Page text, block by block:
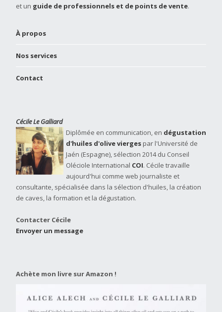
et un guide de professionnels et de points de vente.
À propos
Nos services
Contact
Cécile Le Galliard
Diplômée en communication, en dégustation
d'huiles d'olive vierges par l'Université de
Jaén (Espagne), sélection 2014 du Conseil
Oléciole International COI. Cécile travaille
aujourd'hui comme web journaliste et
consultante, spécialisée dans la sélection d'huiles, la création
de caves, la formation et la dégustation.
Contacter Cécile
Envoyer un message
Achète mon livre sur Amazon !